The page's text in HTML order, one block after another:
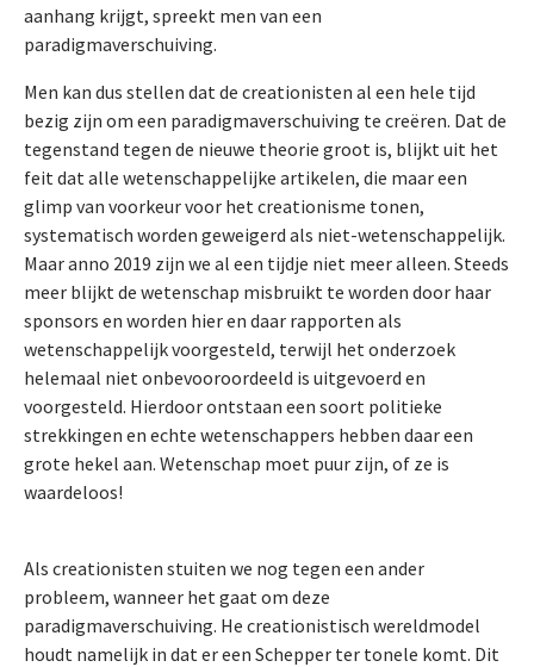
aanhang krijgt, spreekt men van een
paradigmaverschuiving.
Men kan dus stellen dat de creationisten al een hele tijd
bezig zijn om een paradigmaverschuiving te creëren. Dat de
tegenstand tegen de nieuwe theorie groot is, blijkt uit het
feit dat alle wetenschappelijke artikelen, die maar een
glimp van voorkeur voor het creationisme tonen,
systematisch worden geweigerd als niet-wetenschappelijk.
Maar anno 2019 zijn we al een tijdje niet meer alleen. Steeds
meer blijkt de wetenschap misbruikt te worden door haar
sponsors en worden hier en daar rapporten als
wetenschappelijk voorgesteld, terwijl het onderzoek
helemaal niet onbevooroordeeld is uitgevoerd en
voorgesteld. Hierdoor ontstaan een soort politieke
strekkingen en echte wetenschappers hebben daar een
grote hekel aan. Wetenschap moet puur zijn, of ze is
waardeloos!
Als creationisten stuiten we nog tegen een ander
probleem, wanneer het gaat om deze
paradigmaverschuiving. He creationistisch wereldmodel
houdt namelijk in dat er een Schepper ter tonele komt. Dit